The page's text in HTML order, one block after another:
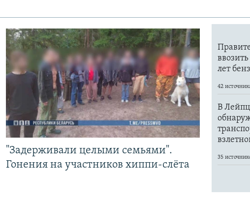
"Задерживали целыми семьями".
Гонения на участников хиппи-слёта